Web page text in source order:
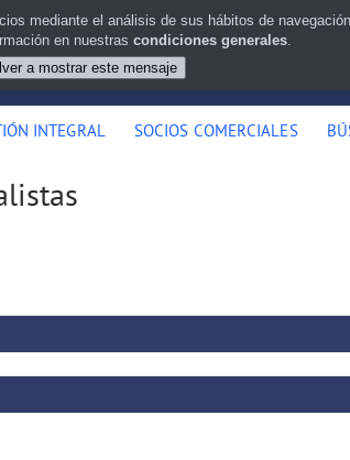
INTEGRAL SOCIOS COMERCIALES
mediante el análisis de sus hábitos de
en nuestras condiciones generales.